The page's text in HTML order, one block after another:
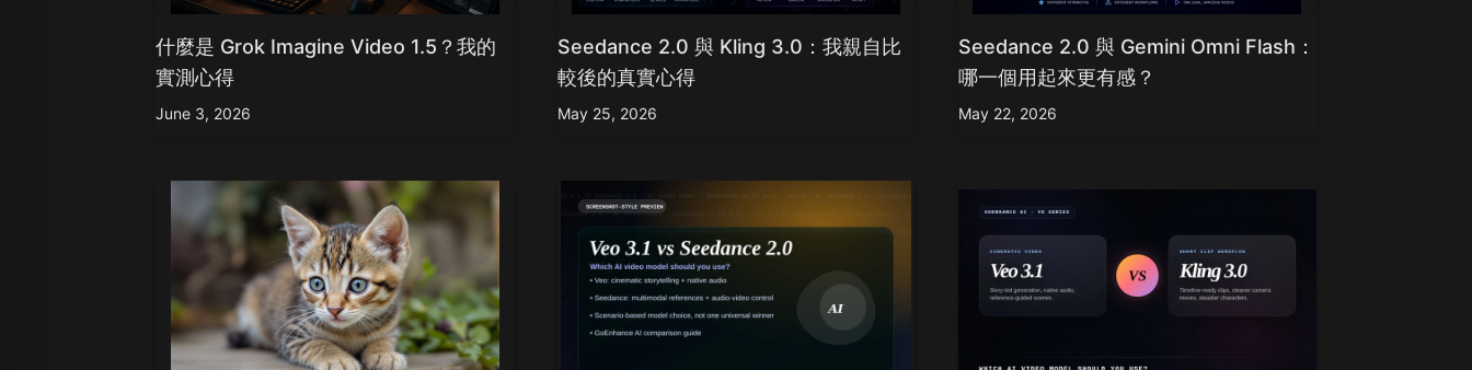
什麼是 Grok Imagine Video 1.5？我的
實測心得
June 3, 2026
Seedance 2.0 與 Kling 3.0：我親自比
較後的真實心得
May 25, 2026
Seedance 2.0 與 Gemini Omni Flash：
哪一個用起來更有感？
May 22, 2026